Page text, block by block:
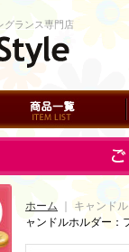
覧
グランス専門店
ホーム ｜ キャンド
ャンドルホルダー：